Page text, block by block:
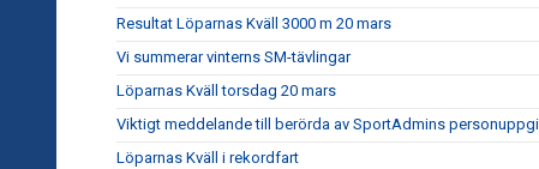
Resultat Löparnas Kväll 3000 m 20 mars
Vi summerar vinterns SM-tävlingar
Löparnas Kväll torsdag 20 mars
Viktigt meddelande till berörda av SportAdmins
Löparnas Kväll i rekordfart